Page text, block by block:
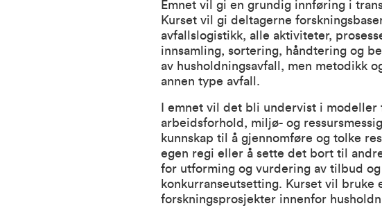
Emnet vil gi en grundig innføring i
Kurset vil gi deltagerne
avfallslogistikk, alle aktiviteter,
innsamling, sortering, håndtering og
av husholdningsavfall, men metodikk
annen type avfall.
I emnet vil det bli undervist i
arbeidsforhold, miljø- og
kunnskap til å gjennomføre og tolke
egen regi eller å sette det bort til
for utforming og vurdering av tilbud
konkurranseutsetting. Kurset vil
forskningsprosjekter innenfor